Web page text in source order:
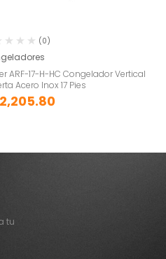
(0)
ARF-17-H-HC Congelador Vertical
Acero Inox 17 Pies
tu